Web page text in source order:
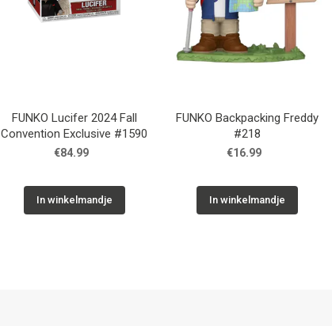
FUNKO Lucifer 2024 Fall
Convention Exclusive #1590
€84.99
In winkelmandje
FUNKO Backpacking Freddy
#218
€16.99
In winkelmandje